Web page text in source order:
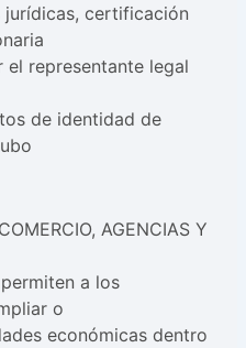
jurídicas, certificación
representante legal
de identidad de
AGENCIAS Y
a los
o
económicas dentro